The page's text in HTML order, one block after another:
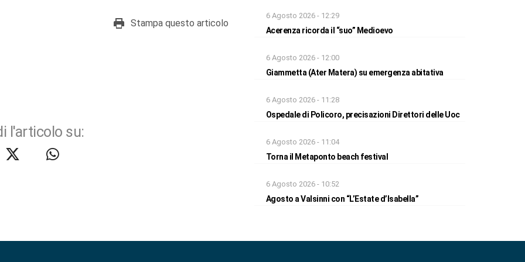
Stampa questo articolo
l'articolo su:
6 Agosto 2026 - 12:29
Acerenza ricorda il “suo” Medioevo
6 Agosto 2026 - 12:00
Giammetta (Ater Matera) su emergenza abitativa
6 Agosto 2026 - 11:28
Ospedale di Policoro, precisazioni Direttori delle Uoc
6 Agosto 2026 - 11:04
Torna il Metaponto beach festival
6 Agosto 2026 - 10:52
Agosto a Valsinni con “L’Estate d’Isabella”